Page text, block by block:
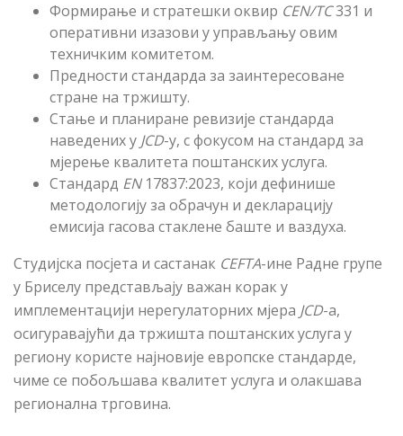
Формирање и стратешки оквир CEN/TC331 и
оперативни изазови у управљању овим
техничким комитетом.
Предности стандарда за заинтересоване
стране на тржишту.
Стање и планиране ревизије стандарда
наведених у JCD-у, с фокусом на стандард за
мјерење квалитета поштанских услуга.
Стандард EN17837:2023, који дефинише
методологију за обрачун и декларацију
емисија гасова стаклене баште и ваздуха.
Студијска посјета и састанак CEFTA-ине Радне групе
у Бриселу представљају важан корак у
имплементацији нерегулаторних мјера JCD-a,
осигуравајући да тржишта поштанских услуга у
региону користе најновије европске стандарде,
чиме се побољшава квалитет услуга и олакшава
регионална трговина.